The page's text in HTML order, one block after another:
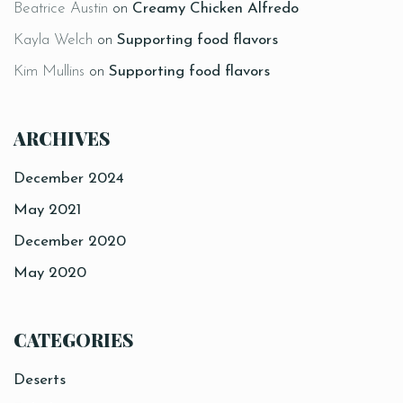
Beatrice Austin on Creamy Chicken Alfredo
Kayla Welch on Supporting food flavors
Kim Mullins on Supporting food flavors
ARCHIVES
December 2024
May 2021
December 2020
May 2020
CATEGORIES
Deserts